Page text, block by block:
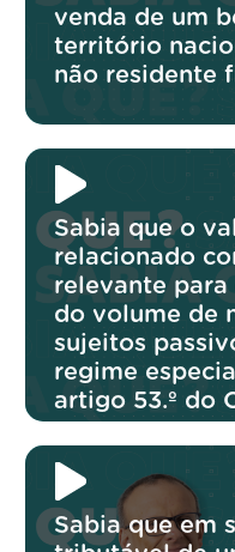
venda de um
território
não residente
Sabia que o
relacionado
relevante
do volume de
sujeitos
regime
artigo 53.º do
Sabia que em